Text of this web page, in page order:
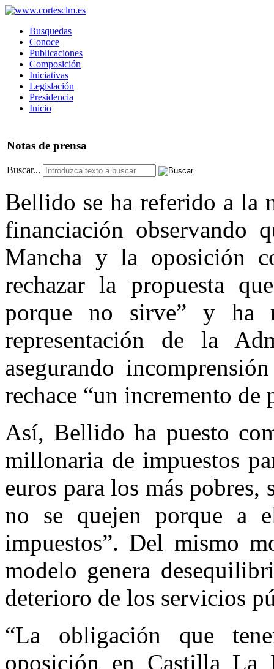
Busquedas
Conoce
Publicaciones
Composición
Iniciativas
Legislación
Presidencia
Inicio
Notas de prensa
Buscar...
Bellido se ha referido a la
financiación observando
Mancha y la oposición
rechazar la propuesta
porque no sirve” y ha
representación de la
asegurando
rechace “un incremento de
Así, Bellido ha puesto
millonaria de impuestos
euros para los más pobres,
no se quejen porque a
impuestos”. Del mismo
modelo genera
deterioro de los servicios
“La obligación que
oposición en Castilla La